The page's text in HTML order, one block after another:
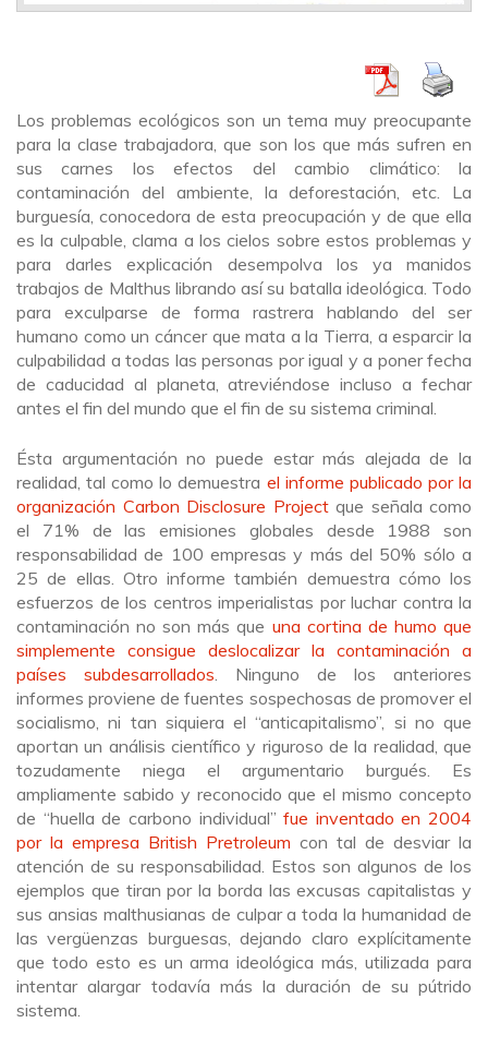
Los problemas ecológicos son un tema muy preocupante
para la clase trabajadora, que son los que más sufren en
sus carnes los efectos del cambio climático: la
contaminación del ambiente, la deforestación, etc. La
burguesía, conocedora de esta preocupación y de que ella
es la culpable, clama a los cielos sobre estos problemas y
para darles explicación desempolva los ya manidos
trabajos de Malthus librando así su batalla ideológica. Todo
para exculparse de forma rastrera hablando del ser
humano como un cáncer que mata a la Tierra, a esparcir la
culpabilidad a todas las personas por igual y a poner fecha
de caducidad al planeta, atreviéndose incluso a fechar
antes el fin del mundo que el fin de su sistema criminal.
Ésta argumentación no puede estar más alejada de la
realidad, tal como lo demuestra el informe publicado por la
organización Carbon Disclosure Projectque señala como
el 71% de las emisiones globales desde 1988 son
responsabilidad de 100 empresas y más del 50% sólo a
25 de ellas. Otro informe también demuestra cómo los
esfuerzos de los centros imperialistas por luchar contra la
contaminación no son más que una cortina de humo que
simplemente consigue deslocalizar la contaminación a
países subdesarrollados . Ninguno de los anteriores
informes proviene de fuentes sospechosas de promover el
socialismo, ni tan siquiera el “anticapitalismo”, si no que
aportan un análisis científico y riguroso de la realidad, que
tozudamente niega el argumentario burgués. Es
ampliamente sabido y reconocido que el mismo concepto
de “huella de carbono individual”fue inventado en 2004
por la empresa British Pretroleum con tal de desviar la
atención de su responsabilidad. Estos son algunos de los
ejemplos que tiran por la borda las excusas capitalistas y
sus ansias malthusianas de culpar a toda la humanidad de
las vergüenzas burguesas, dejando claro explícitamente
que todo esto es un arma ideológica más, utilizada para
intentar alargar todavía más la duración de su pútrido
sistema.